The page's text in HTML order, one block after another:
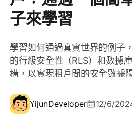
子來學習
學習如何通過真實世界的例子
的行級安全性（RLS）和數據
構，以實現租戶間的安全數據
YijunDeveloper 12/6/